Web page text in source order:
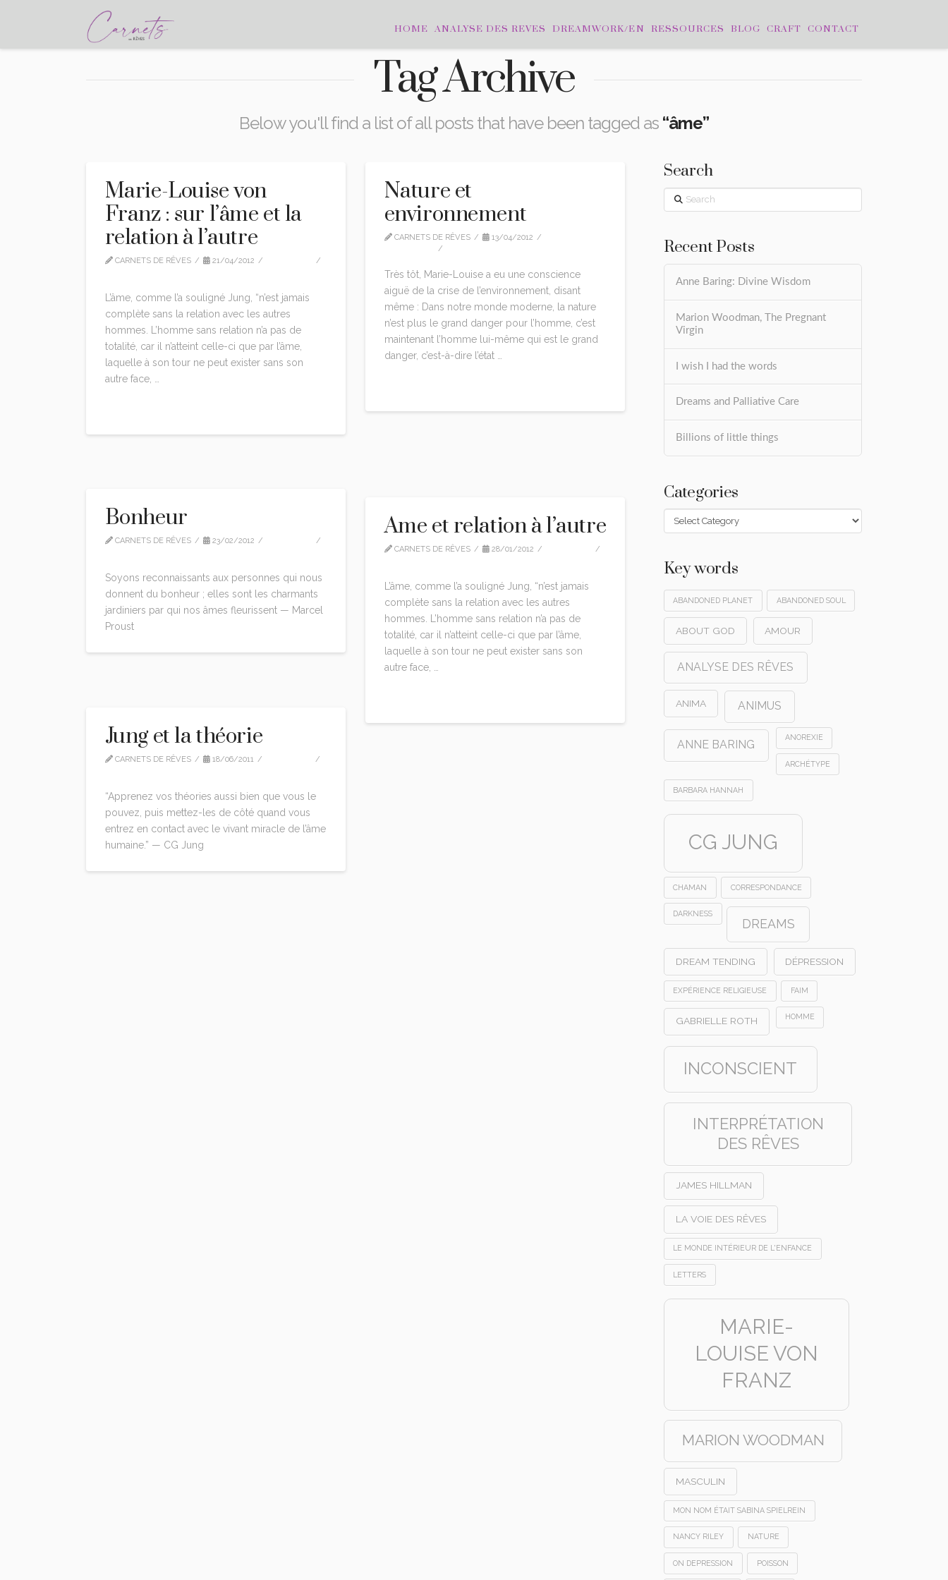
HOME ANALYSE DES REVES DREAMWORK/EN RESSOURCES BLOG CRAFT CONTACT
Tag Archive
Below you'll find a list of all posts that have been tagged as “âme”
Marie-Louise von
Franz : sur l’âme et la
relation à l’autre
CARNETS DE RÊVES 21/04/2012
L’âme, comme l’a souligné Jung, “n’est jamais
complète sans la relation avec les autres
hommes. L’homme sans relation n’a pas de
totalité, car il n’atteint celle-ci que par l’âme,
laquelle à son tour ne peut exister sans son
autre face, …
Nature et
environnement
CARNETS DE RÊVES
13/04/2012
Très tôt, Marie-Louise a eu une conscience
aiguë de la crise de l’environnement, disant
même : Dans notre monde moderne, la nature
n’est plus le grand danger pour l’homme, c’est
maintenant l’homme lui-même qui est le grand
danger, c’est-à-dire l’état …
Bonheur
CARNETS DE RÊVES 23/02/2012
Soyons reconnaissants aux personnes qui nous
donnent du bonheur ; elles sont les charmants
jardiniers par qui nos âmes fleurissent — Marcel
Proust
Ame et relation à l’autre
CARNETS DE RÊVES 28/01/2012
L’âme, comme l’a souligné Jung, “n’est jamais
complète sans la relation avec les autres
hommes. L’homme sans relation n’a pas de
totalité, car il n’atteint celle-ci que par l’âme,
laquelle à son tour ne peut exister sans son
autre face, …
Jung et la théorie
CARNETS DE RÊVES 18/06/2011
“Apprenez vos théories aussi bien que vous le
pouvez, puis mettez-les de côté quand vous
entrez en contact avec le vivant miracle de l’âme
humaine.” — CG Jung
Search
Search
Recent Posts
Anne Baring: Divine Wisdom
Marion Woodman, The Pregnant
Virgin
I wish I had the words
Dreams and Palliative Care
Billions of little things
Categories
Categories
Key words
ABANDONED PLANET ABANDONED SOUL
ABOUT GOD AMOUR
ANALYSE DES RÊVES
ANIMA ANIMUS
ANNE BARING
ANOREXIE
ARCHÉTYPE
BARBARA HANNAH
CG JUNG
CHAMAN CORRESPONDANCE
DARKNESS
DREAMS
DREAM TENDING DÉPRESSION
EXPÉRIENCE RELIGIEUSE FAIM
GABRIELLE ROTH HOMME
INCONSCIENT
INTERPRÉTATION
DES RÊVES
JAMES HILLMAN
LA VOIE DES RÊVES
LE MONDE INTÉRIEUR DE L'ENFANCE
LETTERS
MARIE-
LOUISE VON
FRANZ
MARION WOODMAN
MASCULIN
MON NOM ÉTAIT SABINA SPIELREIN
NANCY RILEY NATURE
ON DEPRESSION POISSON